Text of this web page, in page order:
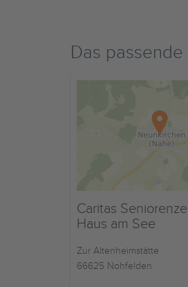
Das
Caritas
Haus am See
Zur Altenheimstätte
66625 Nohfelden